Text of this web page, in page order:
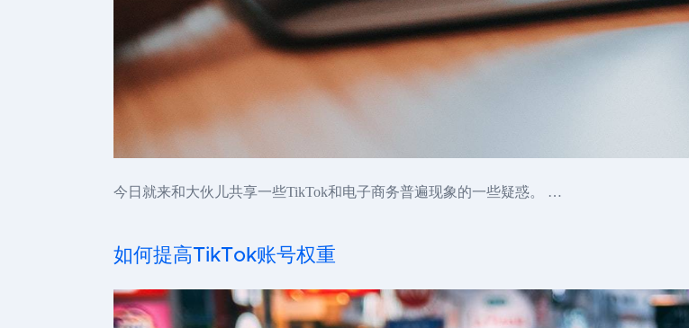
今日就来和大伙儿共享一些TikTok和电子商务普遍现象的一些疑惑。 …
如何提高TikTok账号权重